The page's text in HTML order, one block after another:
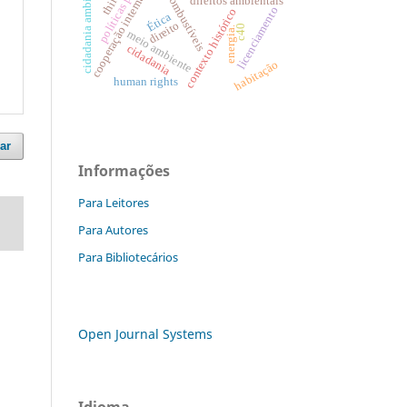
contexto histórico
energia.licenciamento
meio ambiente
direito
Ética
cidadania
cidadania ambiental.
habitação
human rights
c40
Informações
Para Leitores
Para Autores
Para Bibliotecários
Open Journal Systems